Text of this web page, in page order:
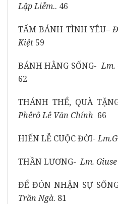
Lập Liễm.. 46
TẤM BÁNH TÌNH YÊU–
Kiệt 59
BÁNH HẰNG SỐNG- Lm.
62
THÁNH THỂ, QUÀ
Phêrô Lê Văn Chính 66
HIẾN LỄ CUỘC ĐỜI-
THẦN LƯƠNG-Lm.
ĐỂ ĐÓN NHẬN SỰ
Trần Ngà. 81